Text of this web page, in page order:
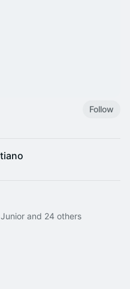
Follow
and 24 others